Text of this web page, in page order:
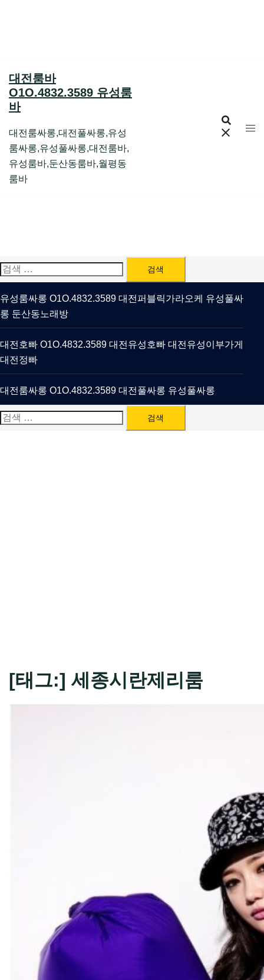
대전룸바
O1O.4832.3589 유성룸
바
대전룸싸롱,대전풀싸롱,유성
룸싸롱,유성풀싸롱,대전룸바,
유성룸바,둔산동룸바,월평동
룸바
검
색:
유성룸싸롱 O1O.4832.3589 대전퍼블릭가라오케 유성풀싸
롱 둔산동노래방
대전호빠 O1O.4832.3589 대전유성호빠 대전유성이부가게
대전정빠
대전룸싸롱 O1O.4832.3589 대전풀싸롱 유성풀싸롱
검
[태그:] 세종시란제리룸